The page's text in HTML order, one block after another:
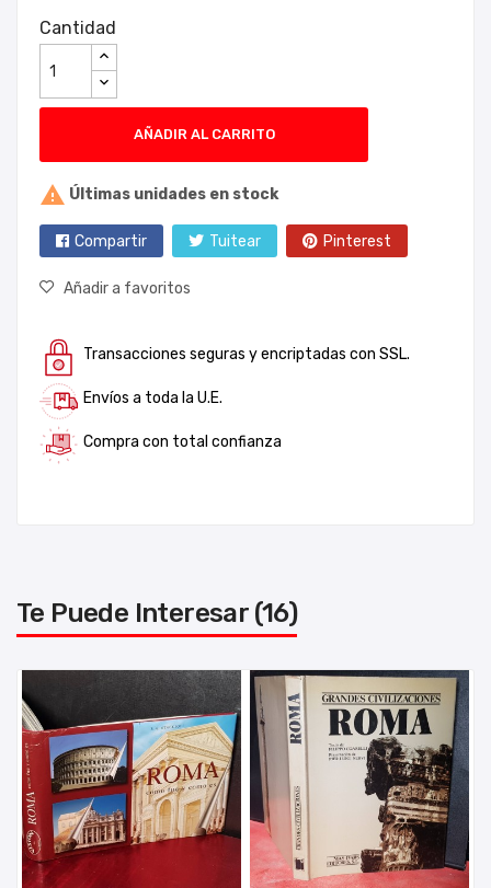
Cantidad
AÑADIR AL CARRITO
 Últimas unidades en stock
Compartir Tuitear Pinterest
Añadir a favoritos
Transacciones seguras y encriptadas con SSL.
Envíos a toda la U.E.
Compra con total confianza
Te Puede Interesar (16)